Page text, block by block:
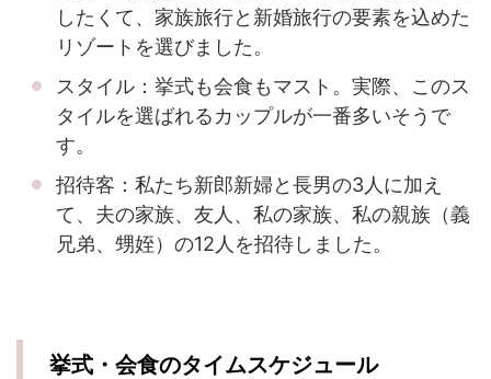
したくて、家族旅行と新婚旅行の要素を込めた
リゾートを選びました。
スタイル：挙式も会食もマスト。実際、このス
タイルを選ばれるカップルが一番多いそうで
す。
招待客：私たち新郎新婦と長男の3人に加え
て、夫の家族、友人、私の家族、私の親族（義
兄弟、甥姪）の12人を招待しました。
挙式・会食のタイムスケジュール